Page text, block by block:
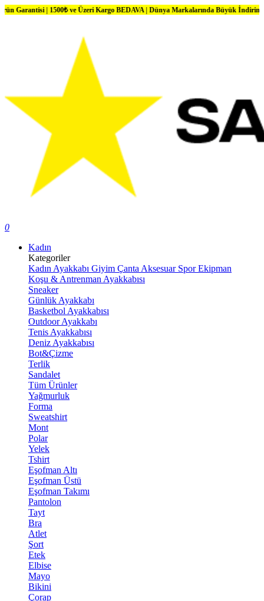
1500₺ ve Üzeri Kargo BEDAVA | Dünya Markalarında Büyük İndirimler
0
Kadın
Kategoriler
Kadın Ayakkabı Giyim Çanta Aksesuar Spor Ekipman
Koşu & Antrenman Ayakkabısı
Sneaker
Günlük Ayakkabı
Basketbol Ayakkabısı
Outdoor Ayakkabı
Tenis Ayakkabısı
Deniz Ayakkabısı
Bot&Çizme
Terlik
Sandalet
Tüm Ürünler
Yağmurluk
Forma
Sweatshirt
Mont
Polar
Yelek
Tshirt
Eşofman Altı
Eşofman Üstü
Eşofman Takımı
Pantolon
Tayt
Bra
Atlet
Şort
Etek
Elbise
Mayo
Bikini
Çorap